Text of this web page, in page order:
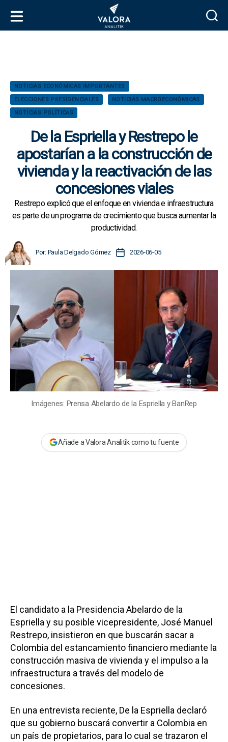
r
a
A
l
t
i
C
a
t
o
r
í
a
s
NOTICIAS ECONÓMICAS IMPORTANTES
ELECCIONES PRESIDENCIALES
NOTICIAS MACROECONÓMICAS
NOTICIAS POLÍTICAS
De la Espriella y Restrepo le
apostarían a la construcción de
vivienda y la reactivación de las
concesiones viales
Restrepo explicó que el enfoque en vivienda e infraestructura
es parte de un programa de crecimiento que busca aumentar la
productividad.
A
u
t
e
l
a
e
t
a
Por: Paula Delgado Gómez
F
n
t
r
2026-06-05
Imágenes: Prensa Abelardo de la Espriella y BanRep
Añade a Valora Analitik como tu fuente
El candidato a la Presidencia Abelardo de la
Espriella y su posible vicepresidente, José Manuel
Restrepo, insistieron en que buscarán sacar a
Colombia del estancamiento financiero mediante la
construcción masiva de vivienda y el impulso a la
infraestructura a través del modelo de
concesiones.
En una entrevista reciente, De la Espriella declaró
que su gobierno buscará convertir a Colombia en
un país de propietarios, para lo cual se trazaron el